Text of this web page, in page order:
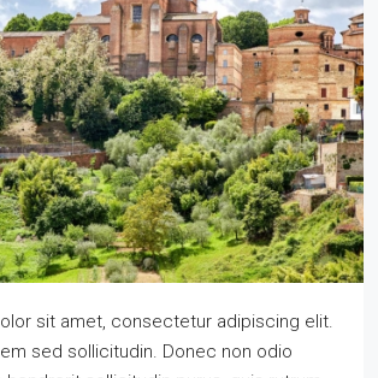
sit amet, consectetur adipiscing elit.
sed sollicitudin. Donec non odio